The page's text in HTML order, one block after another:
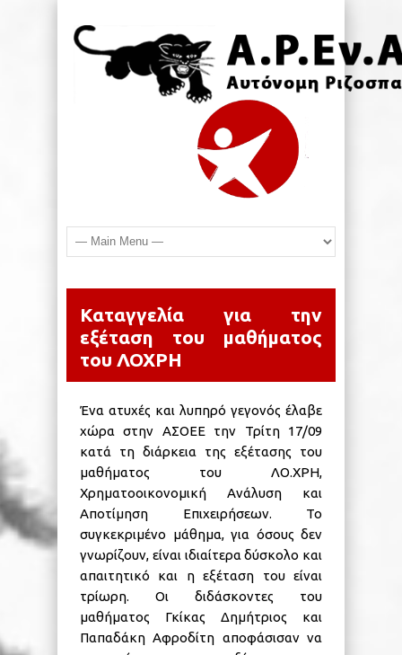
Καταγγελία για την
εξέταση του μαθήματος
του ΛΟΧΡΗ
Ένα ατυχές και λυπηρό γεγονός έλαβε
χώρα στην ΑΣΟΕΕ την Τρίτη 17/09
κατά τη διάρκεια της εξέτασης του
μαθήματος του ΛΟ.ΧΡΗ,
Χρηματοοικονομική Ανάλυση και
Αποτίμηση Επιχειρήσεων. Το
συγκεκριμένο μάθημα, για όσους δεν
γνωρίζουν, είναι ιδιαίτερα δύσκολο και
απαιτητικό και η εξέταση του είναι
τρίωρη. Οι διδάσκοντες του
μαθήματος Γκίκας Δημήτριος και
Παπαδάκη Αφροδίτη αποφάσισαν να